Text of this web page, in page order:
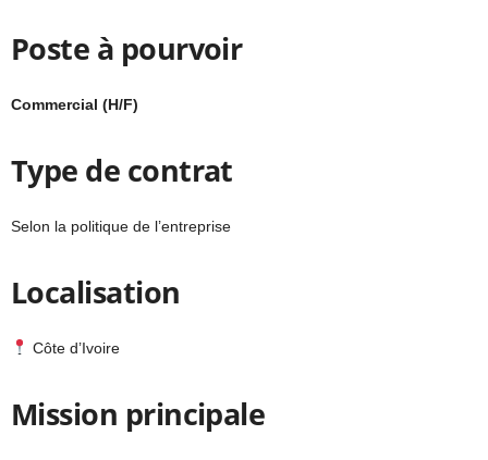
Poste à pourvoir
Commercial (H/F)
Type de contrat
Selon la politique de l’entreprise
Localisation
Côte d’Ivoire
Mission principale